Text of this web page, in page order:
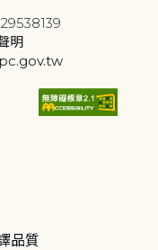
明
品質